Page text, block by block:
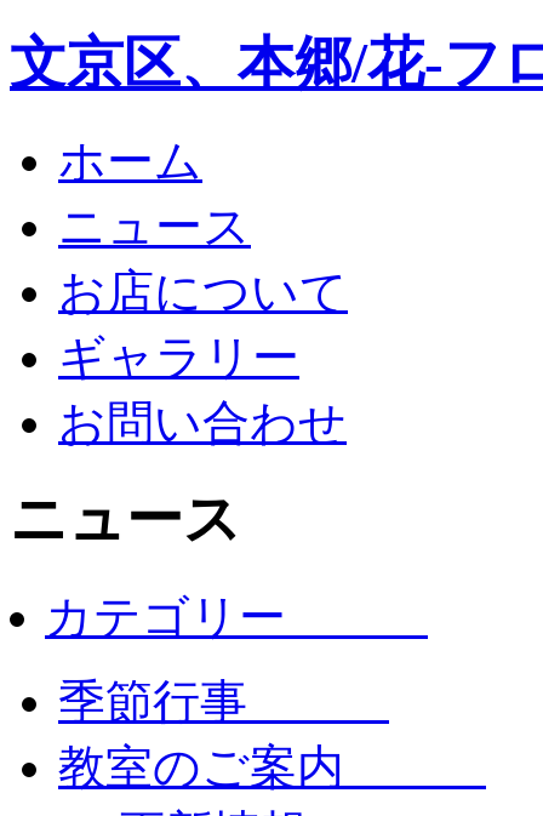
文京区、本郷/花-フ
ホーム
ニュース
お店について
ギャラリー
お問い合わせ
ニュース
カテゴリー
季節行事
教室のご案内